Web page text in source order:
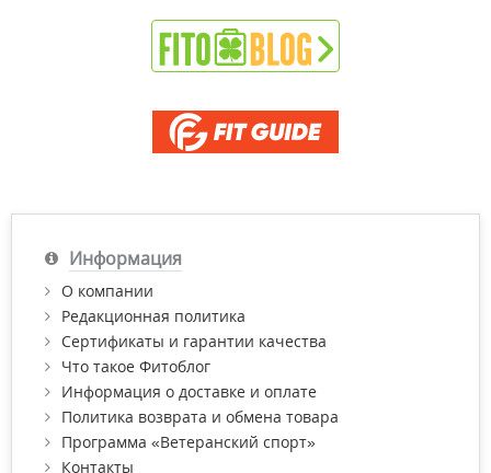
Информация
О компании
Редакционная политика
Сертификаты и гарантии качества
Что такое Фитоблог
Информация о доставке и оплате
Политика возврата и обмена товара
Программа «Ветеранский спорт»
Контакты